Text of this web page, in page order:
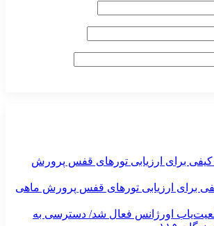
برای ارزیابی تورهای قفس پرورش ماهی